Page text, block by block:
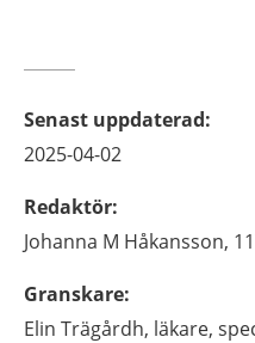
Senast uppdaterad:
2025-04-02
Redaktör:
Johanna M Håkansson,
Granskare:
Elin Trägårdh, läkare,